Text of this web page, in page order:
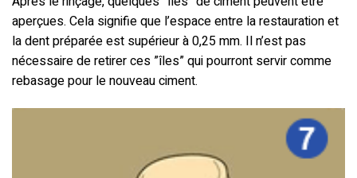
aperçues. Cela signifie que l’espace entre la restauration et
la dent préparée est supérieur à 0,25 mm. Il n’est pas
nécessaire de retirer ces ”îles” qui pourront servir comme
rebasage pour le nouveau ciment.